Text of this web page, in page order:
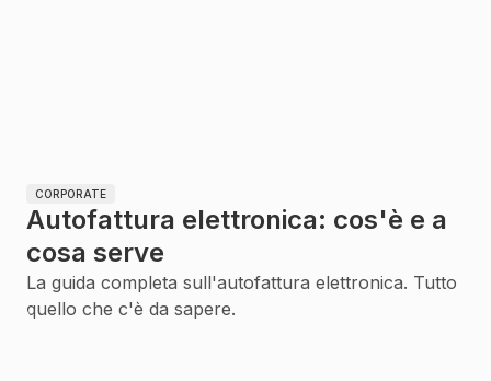
CORPORATE
Autofattura elettronica: cos'è e a
cosa serve
La guida completa sull'autofattura elettronica. Tutto
quello che c'è da sapere.